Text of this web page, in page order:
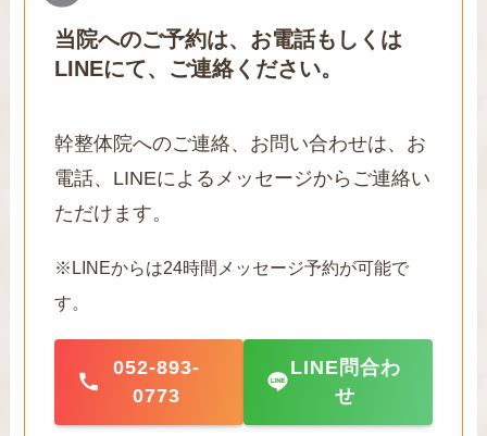
当院へのご予約は、お電話もしくは
LINEにて、ご連絡ください。
幹整体院へのご連絡、お問い合わせは、お
電話、LINEによるメッセージからご連絡い
ただけます。
※LINEからは24時間メッセージ予約が可能で
す。
052-893-
0773
LINE問合わ
せ